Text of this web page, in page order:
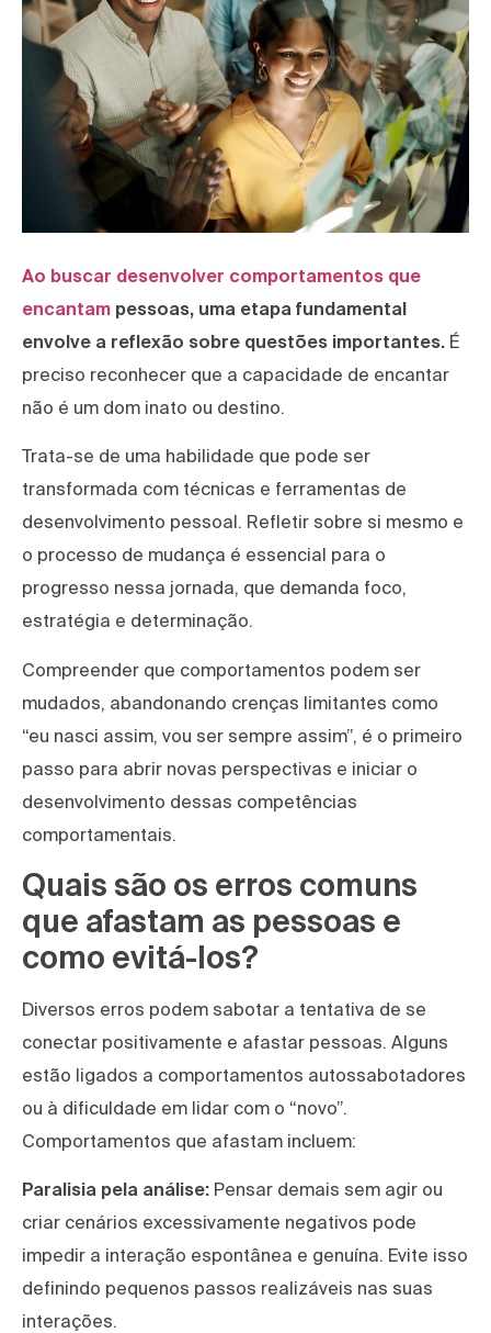
Ao buscar desenvolver comportamentos que
encantam pessoas, uma etapa fundamental
envolve a reflexão sobre questões importantes. É
preciso reconhecer que a capacidade de encantar
não é um dom inato ou destino.
Trata-se de uma habilidade que pode ser
transformada com técnicas e ferramentas de
desenvolvimento pessoal. Refletir sobre si mesmo e
o processo de mudança é essencial para o
progresso nessa jornada, que demanda foco,
estratégia e determinação.
Compreender que comportamentos podem ser
mudados, abandonando crenças limitantes como
“eu nasci assim, vou ser sempre assim”, é o primeiro
passo para abrir novas perspectivas e iniciar o
desenvolvimento dessas competências
comportamentais.
Quais são os erros comuns
que afastam as pessoas e
como evitá-los?
Diversos erros podem sabotar a tentativa de se
conectar positivamente e afastar pessoas. Alguns
estão ligados a comportamentos autossabotadores
ou à dificuldade em lidar com o “novo”.
Comportamentos que afastam incluem:
Paralisia pela análise: Pensar demais sem agir ou
criar cenários excessivamente negativos pode
impedir a interação espontânea e genuína. Evite isso
definindo pequenos passos realizáveis nas suas
interações.